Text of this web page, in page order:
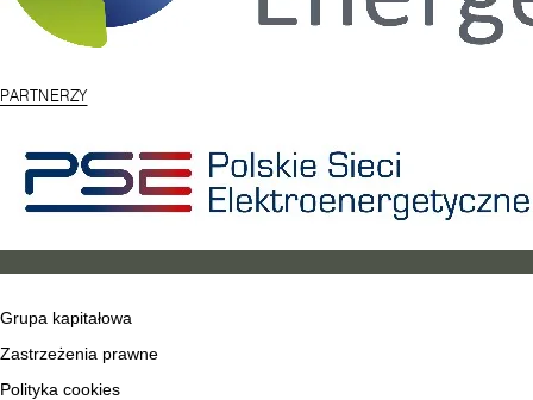
PARTNERZY
Grupa kapitałowa
Zastrzeżenia prawne
Polityka cookies